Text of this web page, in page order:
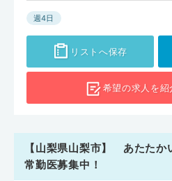
週4日
リストへ保存
希望の求人を紹
【山梨県山梨市】 あたたか
常勤医募集中！